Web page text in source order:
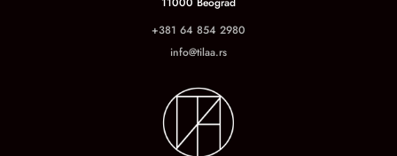
+381 64 854 2980
info@tilaa.rs